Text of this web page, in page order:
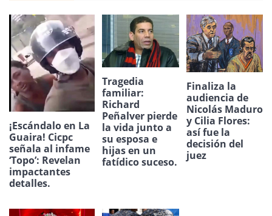
¡Escándalo en La
Guaira! Cicpc
señala al infame
‘Topo’: Revelan
impactantes
detalles.
Tragedia
familiar:
Richard
Peñalver pierde
la vida junto a
su esposa e
hijas en un
fatídico suceso.
Finaliza la
audiencia de
Nicolás Maduro
y Cilia Flores:
así fue la
decisión del
juez